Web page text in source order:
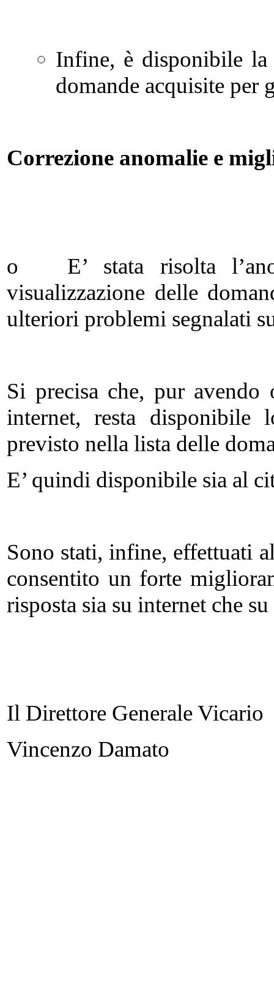
Infine, è disponibile
domande acquisite per
Correzione anomalie e
o E’ stata risolta
visualizzazione delle
ulteriori problemi segnalati
Si precisa che, pur
internet, resta disponibile
previsto nella lista delle
E’ quindi disponibile sia al
Sono stati, infine, effettuati
consentito un forte
risposta sia su internet che
Il Direttore Generale Vicario
Vincenzo Damato